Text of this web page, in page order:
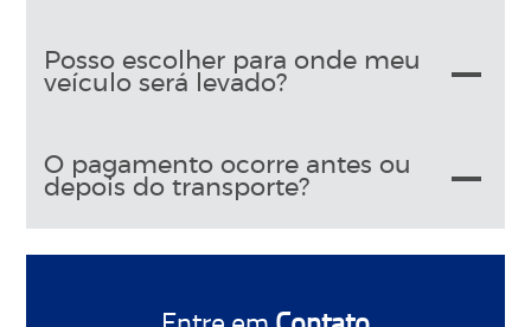
Posso escolher para onde meu
veículo será levado?
O pagamento ocorre antes ou
depois do transporte?